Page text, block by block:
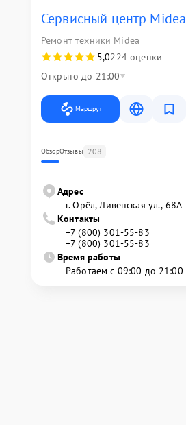
Сервисный центр Midea
Ремонт техники Midea
5,0224 оценки
Открыто до 21:00
Маршрут
ОбзорОтзывы 208
Адрес
г. Орёл, Ливенская ул., 68А
Контакты
+7 (800) 301-55-83
+7 (800) 301-55-83
Время работы
Работаем с 09:00 до 21:00